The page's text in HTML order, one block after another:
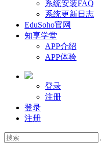
系统安装FAQ
系统更新日志
EduSoho官网
知享学堂
APP介绍
APP体验
登录
注册
登录
注册